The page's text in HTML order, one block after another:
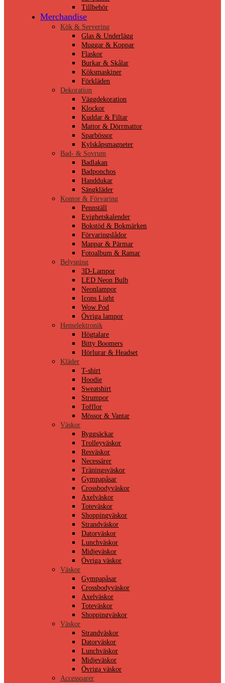
Tillbehör
Merchandise
Kök & Servering
Glas & Underlägg
Muggar & Koppar
Flaskor
Burkar & Skålar
Köksmaskiner
Förkläden
Dekoration
Väggdekoration
Klockor
Kuddar & Filtar
Mattor & Dörrmattor
Sparbössor
Kylskåpsmagneter
Bad- & Sovrum
Badlakan
Badponchos
Handdukar
Sängkläder
Kontor & Förvaring
Pennställ
Evighetskalender
Bokstöd & Bokmärken
Förvaringslådor
Mappar & Pärmar
Fotoalbum & Ramar
Belysning
3D-Lampor
LED Neon Bulb
Neonlampor
Icons Light
Wow Pod
Övriga lampor
Hemelektronik
Högtalare
Bitty Boomers
Hörlurar & Headset
Kläder
T-shirt
Hoodie
Sweatshirt
Strumpor
Tofflor
Mössor & Vantar
Väskor
Ryggsäckar
Trolleyväskor
Resväskor
Necessärer
Träningsväskor
Gympapåsar
Crossbodyväskor
Axelväskor
Toteväskor
Shoppingväskor
Strandväskor
Datorväskor
Lunchväskor
Midjeväskor
Övriga väskor
Väskor
Gympapåsar
Crossbodyväskor
Axelväskor
Toteväskor
Shoppingväskor
Väskor
Strandväskor
Datorväskor
Lunchväskor
Midjeväskor
Övriga väskor
Accessoarer